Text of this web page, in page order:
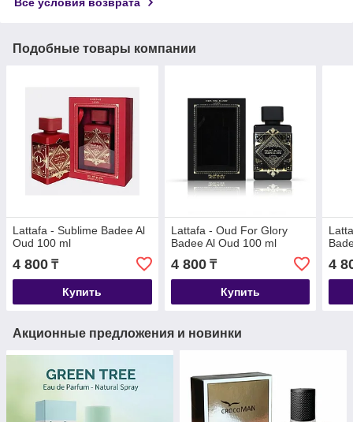
Подобные товары компании
Lattafa - Sublime Badee Al
Oud 100 ml
4 800 ₸
Купить
Lattafa - Oud For Glory
Badee Al Oud 100 ml
4 800₸
Купить
4
Акционные предложения и новинки